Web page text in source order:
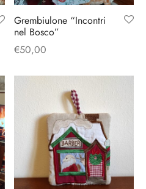
Grembiulone “Incontri
nel Bosco”
€50,00